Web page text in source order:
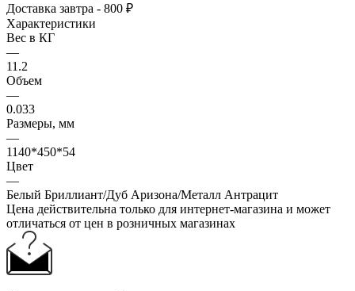
Доставка завтра - 800 ₽
Характеристики
Вес в КГ
—
11.2
Объем
—
0.033
Размеры, мм
—
1140*450*54
Цвет
—
Белый Бриллиант/Дуб Аризона/Металл Антрацит
Цена действительна только для интернет-магазина и может
отличаться от цен в розничных магазинах